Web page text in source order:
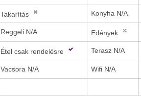
Takarítás Konyha N/A
Reggeli N/A Edények
Étel csak rendelésre Terasz N/A
Vacsora N/A Wifi N/A